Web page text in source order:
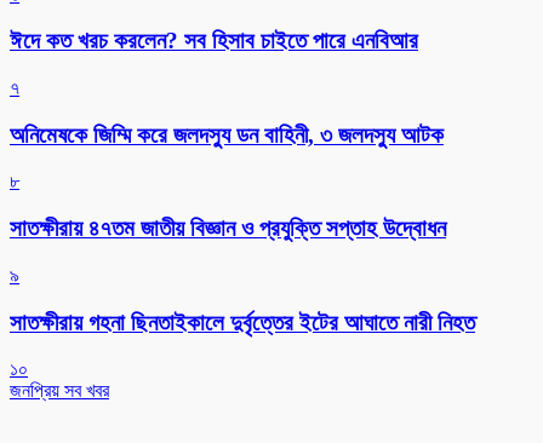
ঈদে কত খরচ করলেন? সব হিসাব চাইতে পারে এনবিআর
৭
অনিমেষকে জিম্মি করে জলদস্যু ডন বাহিনী, ৩ জলদস্যু আটক
৮
সাতক্ষীরায় ৪৭তম জাতীয় বিজ্ঞান ও প্রযুক্তি সপ্তাহ উদ্বোধন
৯
সাতক্ষীরায় গহনা ছিনতাইকালে দুর্বৃত্তের ইটের আঘাতে নারী নিহত
১০
জনপ্রিয় সব খবর